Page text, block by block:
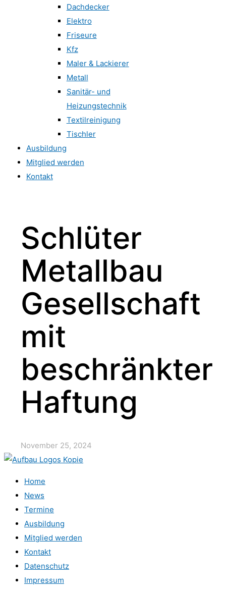
Dachdecker
Elektro
Friseure
Kfz
Maler & Lackierer
Metall
Sanitär- und
Heizungstechnik
Textilreinigung
Tischler
Ausbildung
Mitglied werden
Kontakt
Schlüter
Metallbau
Gesellschaft
mit
beschränkter
Haftung
November 25, 2024
Home
News
Termine
Ausbildung
Mitglied werden
Kontakt
Datenschutz
Impressum